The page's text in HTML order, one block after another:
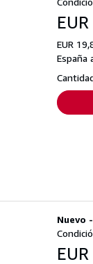
EUR
España
Nuevo